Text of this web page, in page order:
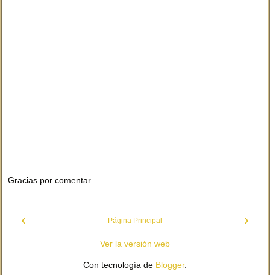
Gracias por comentar
‹ ›
Página Principal
Ver la versión web
Con tecnología de Blogger.